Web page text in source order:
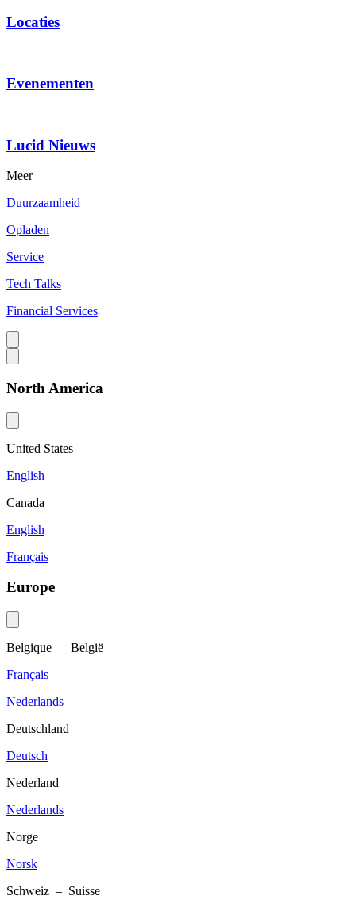
Locaties
Evenementen
Lucid Nieuws
Meer
Duurzaamheid
Opladen
Service
Tech Talks
Financial Services
North America
United States
English
Canada
English
Français
Europe
Belgique – België
Français
Nederlands
Deutschland
Deutsch
Nederland
Nederlands
Norge
Norsk
Schweiz – Suisse